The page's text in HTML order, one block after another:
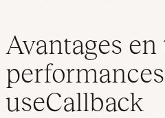
Avantages
useCallback